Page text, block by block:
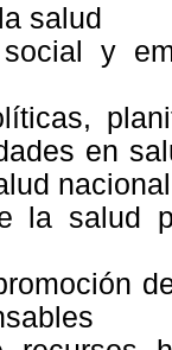
salud
y
en
la salud